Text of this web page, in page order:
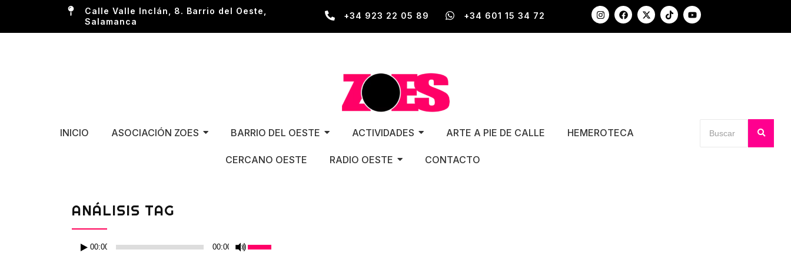
Calle Valle Inclán, 8. Barrio del Oeste,
Salamanca
+34 923 22 05 89 +34 601 15 34 72
INICIO ASOCIACIÓN ZOES BARRIO DEL OESTE ACTIVIDADES ARTE A PIE DE CALLE HEMEROTECA
CERCANO OESTE RADIO OESTE CONTACTO
ANÁLISIS TAG
Reproductor
00:00 00:00